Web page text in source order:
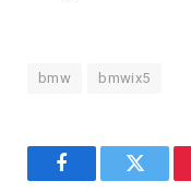
bmw bmwix5
FacebookTwitter